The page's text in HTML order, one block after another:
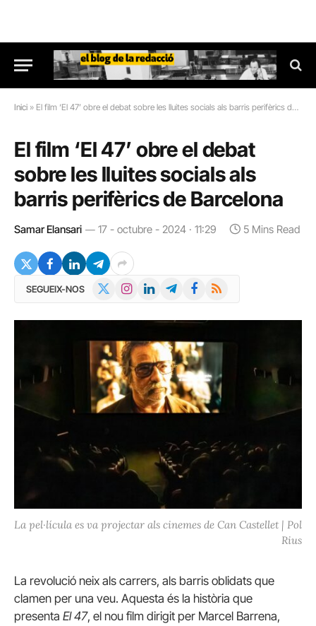
Inici » El film ‘El 47’ obre el debat sobre les lluites socials als barris perifèrics de Barcelona
El film ‘El 47’ obre el debat
sobre les lluites socials als
barris perifèrics de Barcelona
Samar Elansari 17 - octubre - 2024 · 11:29 5 Mins Read
SEGUEIX-NOS InstagramLinkedInTelegramFacebook
RSS
La pel·lícula es va projectar als cinemes de Can Castellet | Pol
Rius
La revolució neix als carrers, als barris oblidats que
clamen per una veu. Aquesta és la història que
presenta El 47, el nou film dirigit per Marcel Barrena,